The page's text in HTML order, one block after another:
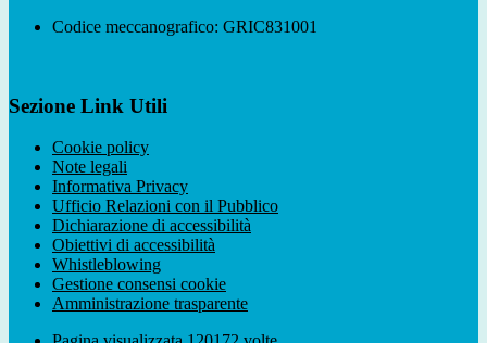
Codice meccanografico: GRIC831001
Sezione Link Utili
Cookie policy
Note legali
Informativa Privacy
Ufficio Relazioni con il Pubblico
Dichiarazione di accessibilità
Obiettivi di accessibilità
Whistleblowing
Gestione consensi cookie
Amministrazione trasparente